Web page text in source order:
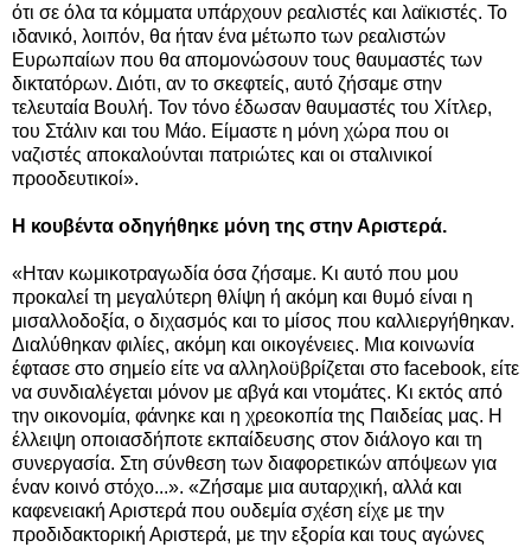
ότι σε όλα τα κόμματα υπάρχουν ρεαλιστές και λαϊκιστές. Το
ιδανικό, λοιπόν, θα ήταν ένα μέτωπο των ρεαλιστών
Ευρωπαίων που θα απομονώσουν τους θαυμαστές των
δικτατόρων. Διότι, αν το σκεφτείς, αυτό ζήσαμε στην
τελευταία Bουλή. Τον τόνο έδωσαν θαυμαστές του Χίτλερ,
του Στάλιν και του Μάο. Είμαστε η μόνη χώρα που οι
ναζιστές αποκαλούνται πατριώτες και οι σταλινικοί
προοδευτικοί».
Η κουβέντα οδηγήθηκε μόνη της στην Αριστερά.
«Ηταν κωμικοτραγωδία όσα ζήσαμε. Κι αυτό που μου
προκαλεί τη μεγαλύτερη θλίψη ή ακόμη και θυμό είναι η
μισαλλοδοξία, ο διχασμός και το μίσος που καλλιεργήθηκαν.
Διαλύθηκαν φιλίες, ακόμη και οικογένειες. Μια κοινωνία
έφτασε στο σημείο είτε να αλληλοϋβρίζεται στο facebook, είτε
να συνδιαλέγεται μόνον με αβγά και ντομάτες. Κι εκτός από
την οικονομία, φάνηκε και η χρεοκοπία της Παιδείας μας. Η
έλλειψη οποιασδήποτε εκπαίδευσης στον διάλογο και τη
συνεργασία. Στη σύνθεση των διαφορετικών απόψεων για
έναν κοινό στόχο...». «Ζήσαμε μια αυταρχική, αλλά και
καφενειακή Αριστερά που ουδεμία σχέση είχε με την
προδιδακτορική Αριστερά, με την εξορία και τους αγώνες